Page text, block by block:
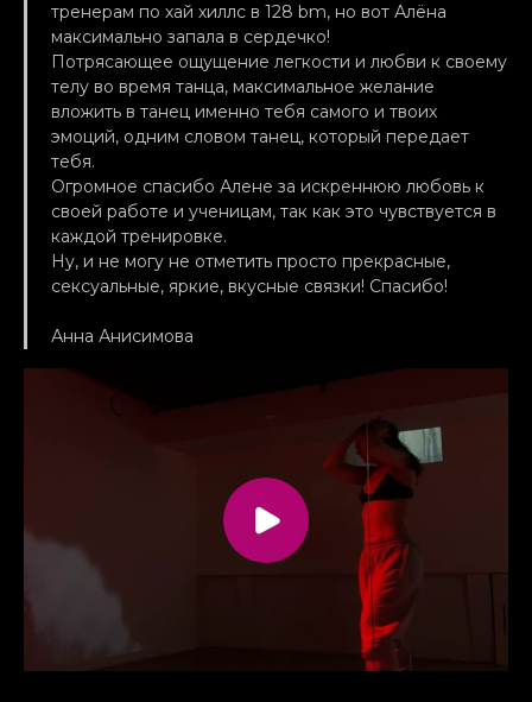
тренерам по хай хиллс в 128 bm, но вот Алёна
максимально запала в сердечко!
Потрясающее ощущение легкости и любви к своему
телу во время танца, максимальное желание
вложить в танец именно тебя самого и твоих
эмоций, одним словом танец, который передает
тебя.
Огромное спасибо Алене за искреннюю любовь к
своей работе и ученицам, так как это чувствуется в
каждой тренировке.
Ну, и не могу не отметить просто прекрасные,
сексуальные, яркие, вкусные связки! Спасибо!
Анна Анисимова